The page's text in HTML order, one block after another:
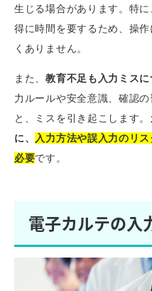
生じる場合があります。特
得に時間を要するため、操
くありません。
また、教育不足も入力ミスに
力ルールや安全意識、確認
と、ミスを引き起こします。
に、
入力方法や誤入力のリ
必要です。
電子カルテの入